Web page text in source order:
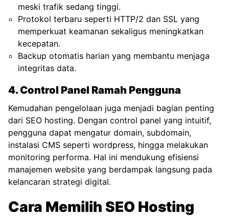
meski trafik sedang tinggi.
Protokol terbaru seperti HTTP/2 dan SSL yang
memperkuat keamanan sekaligus meningkatkan
kecepatan.
Backup otomatis harian yang membantu menjaga
integritas data.
4. Control Panel Ramah Pengguna
Kemudahan pengelolaan juga menjadi bagian penting
dari SEO hosting. Dengan control panel yang intuitif,
pengguna dapat mengatur domain, subdomain,
instalasi CMS seperti wordpress, hingga melakukan
monitoring performa. Hal ini mendukung efisiensi
manajemen website yang berdampak langsung pada
kelancaran strategi digital.
Cara Memilih SEO Hosting